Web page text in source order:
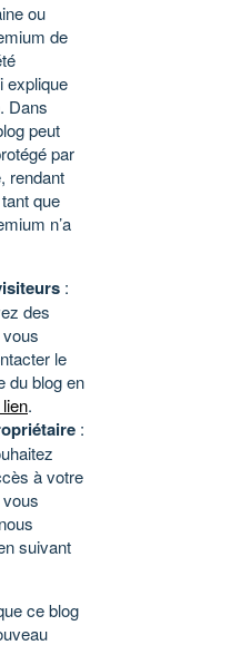
ou
de
explique
Dans
peut
par
rendant
que
n’a
:
des
le
du blog en
.
:
à votre
suivant
ce blog